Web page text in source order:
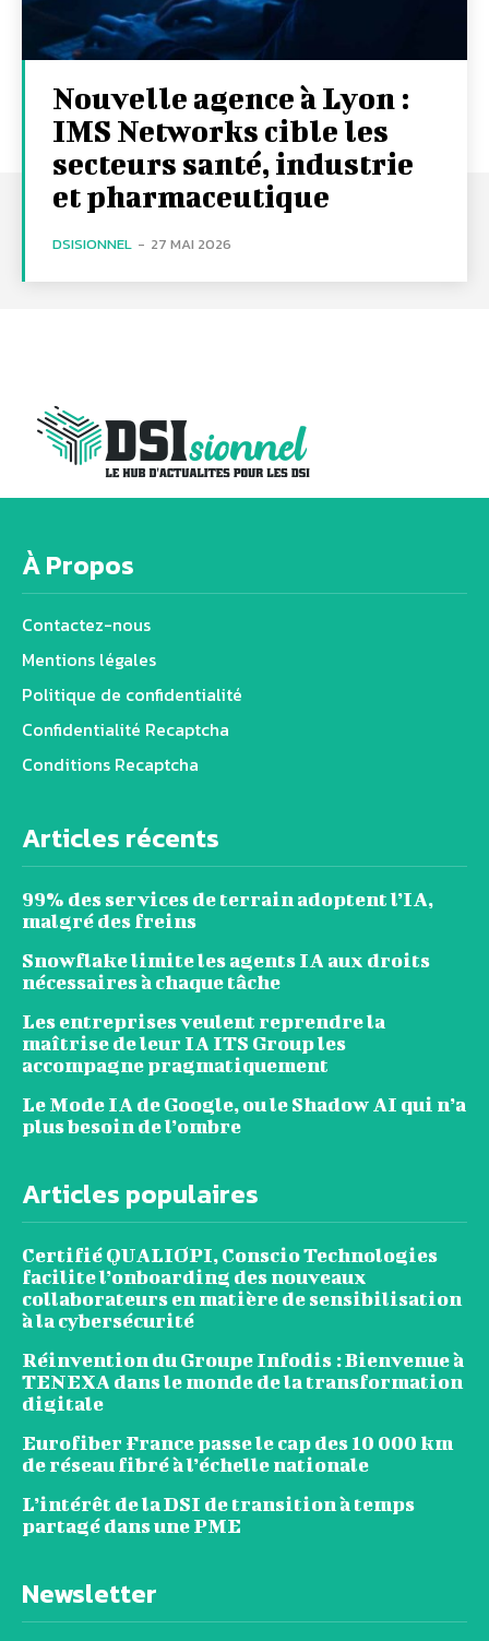
Nouvelle agence à Lyon :
IMS Networks cible les
secteurs santé, industrie
et pharmaceutique
DSISIONNEL - 27 MAI 2026
À Propos
Contactez-nous
Mentions légales
Politique de confidentialité
Confidentialité Recaptcha
Conditions Recaptcha
Articles récents
99% des services de terrain adoptent l’IA,
malgré des freins
Snowflake limite les agents IA aux droits
nécessaires à chaque tâche
Les entreprises veulent reprendre la
maîtrise de leur IA ITS Group les
accompagne pragmatiquement
Le Mode IA de Google, ou le Shadow AI qui n’a
plus besoin de l’ombre
Articles populaires
Certifié QUALIOPI, Conscio Technologies
facilite l’onboarding des nouveaux
collaborateurs en matière de sensibilisation
à la cybersécurité
Réinvention du Groupe Infodis : Bienvenue à
TENEXA dans le monde de la transformation
digitale
Eurofiber France passe le cap des 10 000 km
de réseau fibré à l’échelle nationale
L’intérêt de la DSI de transition à temps
partagé dans une PME
Newsletter